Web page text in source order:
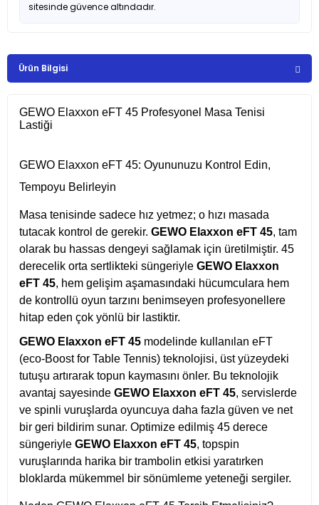
sitesinde güvence altındadır.
Ürün Bilgisi
GEWO Elaxxon eFT 45 Profesyonel Masa Tenisi
Lastiği
GEWO Elaxxon eFT 45: Oyununuzu Kontrol Edin,
Tempoyu Belirleyin
Masa tenisinde sadece hız yetmez; o hızı masada
tutacak kontrol de gerekir. GEWO Elaxxon eFT 45, tam
olarak bu hassas dengeyi sağlamak için üretilmiştir. 45
derecelik orta sertlikteki süngeriyle GEWO Elaxxon
eFT 45, hem gelişim aşamasındaki hücumculara hem
de kontrollü oyun tarzını benimseyen profesyonellere
hitap eden çok yönlü bir lastiktir.
GEWO Elaxxon eFT 45 modelinde kullanılan eFT
(eco-Boost for Table Tennis) teknolojisi, üst yüzeydeki
tutuşu artırarak topun kaymasını önler. Bu teknolojik
avantaj sayesinde GEWO Elaxxon eFT 45, servislerde
ve spinli vuruşlarda oyuncuya daha fazla güven ve net
bir geri bildirim sunar. Optimize edilmiş 45 derece
süngeriyle GEWO Elaxxon eFT 45, topspin
vuruşlarında harika bir trambolin etkisi yaratırken
bloklarda mükemmel bir sönümleme yeteneği sergiler.